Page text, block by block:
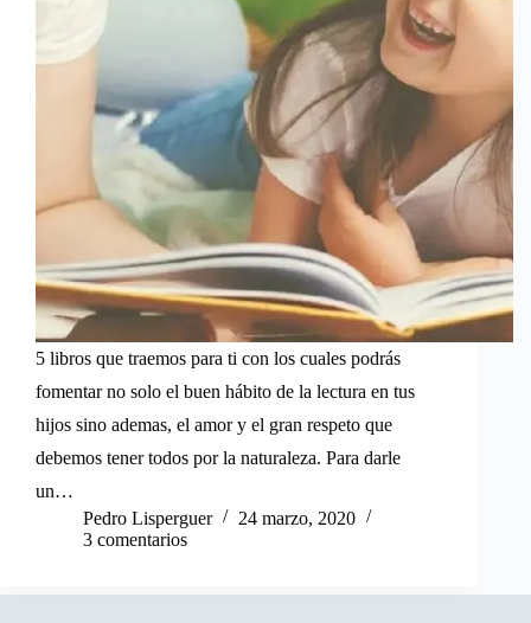
5 libros que traemos para ti con los cuales podrás
fomentar no solo el buen hábito de la lectura en tus
hijos sino ademas, el amor y el gran respeto que
debemos tener todos por la naturaleza. Para darle
un…
Pedro Lisperguer
24 marzo, 2020
3 comentarios